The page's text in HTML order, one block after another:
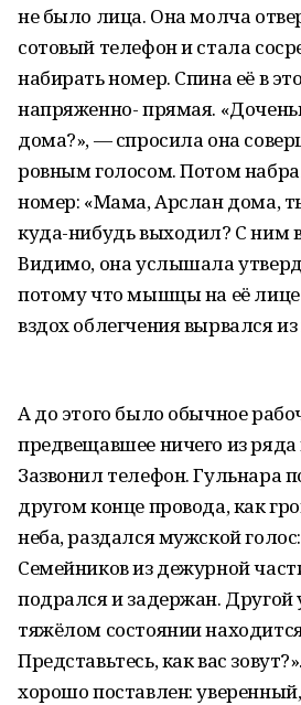
не было лица. Она молча
сотовый телефон и стала
набирать номер. Спина её в
напряженно- прямая.
дома?», — спросила она
ровным голосом. Потом
номер: «Мама, Арслан дома,
куда-нибудь выходил? С ним
Видимо, она услышала
потому что мышцы на её лице
вздох облегчения вырвался
А до этого было обычное
предвещавшее ничего из
Зазвонил телефон. Гульнара
другом конце провода, как
неба, раздался мужской
Семейников из дежурной
подрался и задержан. Другой
тяжёлом состоянии
Представьтесь, как вас
хорошо поставлен: